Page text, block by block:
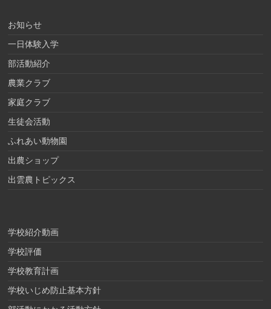
お知らせ
一日体験入学
部活動紹介
農業クラブ
家庭クラブ
生徒会活動
ふれあい動物園
出農ショップ
出雲農トピックス
学校紹介動画
学校評価
学校教育計画
学校いじめ防止基本方針